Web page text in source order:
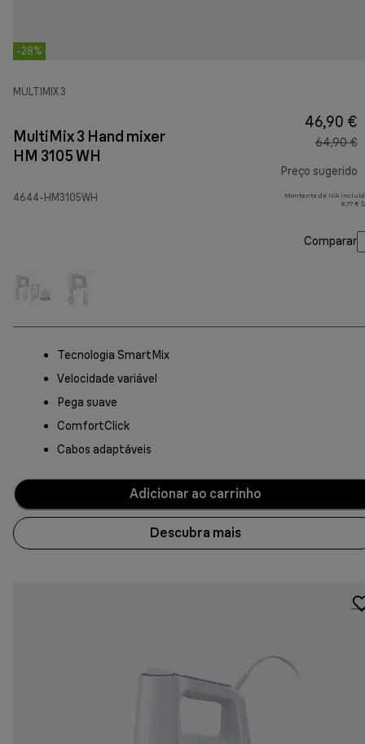
-28%
MULTIMIX 3
MultiMix 3 Hand mixer
HM 3105 WH
4644-HM3105WH
46,90 €
64,90 €
Preço sugerido
Montante de IVA
8,77 €
Comparar
Tecnologia SmartMix
Velocidade variável
Pega suave
ComfortClick
Cabos adaptáveis
Adicionar ao carrinho
Descubra mais